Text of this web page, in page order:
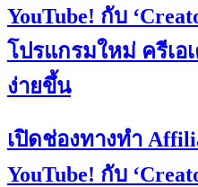
YouTube! กับ
โปรแกรมใหม่ ครีเ
ง่ายขึ้น
เปิดช่องทางทำ
YouTube! กับ